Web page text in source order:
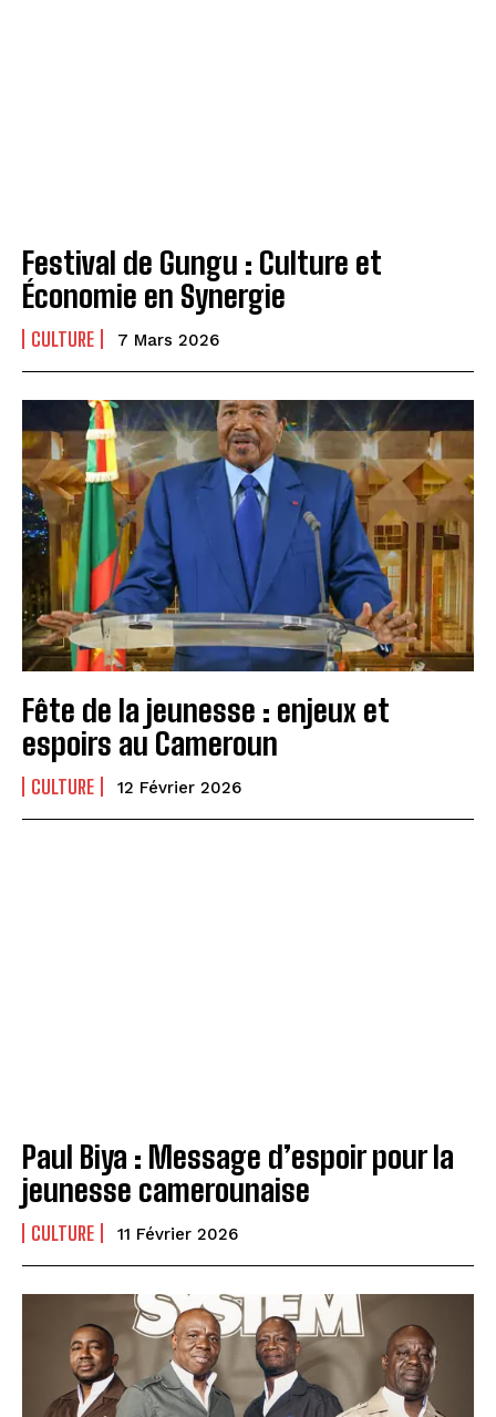
Festival de Gungu : Culture et
Économie en Synergie
CULTURE 7 Mars 2026
Fête de la jeunesse : enjeux et
espoirs au Cameroun
CULTURE 12 Février 2026
Paul Biya : Message d’espoir pour la
jeunesse camerounaise
CULTURE 11 Février 2026